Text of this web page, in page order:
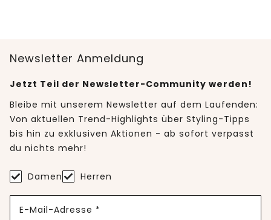
Newsletter Anmeldung
Jetzt Teil der Newsletter-Community werden!
Bleibe mit unserem Newsletter auf dem Laufenden:
Von aktuellen Trend-Highlights über Styling-Tipps
bis hin zu exklusiven Aktionen - ab sofort verpasst
du nichts mehr!
Damen Herren
E-Mail-Adresse *